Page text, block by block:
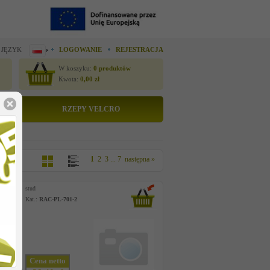
LOGOWANIE REJESTRACJA
W koszyku: 0 produktów
Kwota: 0,00 zł
RZEPY VELCRO
1 2 3 ... 7 następna »
stud
Kat.: RAC-PL-701-2
Cena netto